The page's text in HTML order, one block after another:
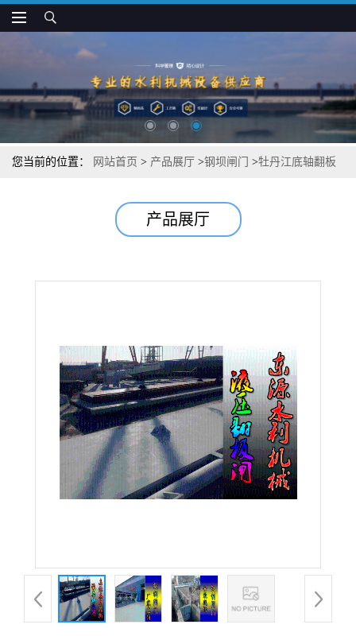
您当前的位置： 网站首页 > 产品展厅 >钢坝闸门 >牡丹江底轴翻板
产品展厅